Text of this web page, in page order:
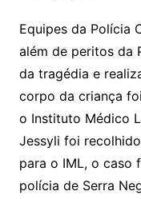
Equipes da Polícia
além de peritos da
da tragédia e
corpo da criança
o Instituto Médico
Jessyli foi
para o IML, o caso
polícia de Serra